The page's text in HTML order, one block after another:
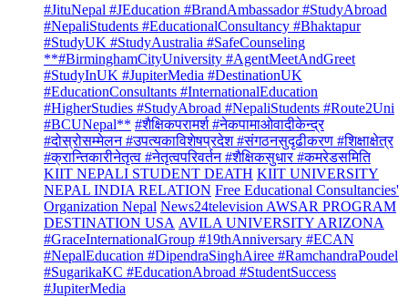
#JituNepal #JEducation #BrandAmbassador #StudyAbroad
#NepaliStudents #EducationalConsultancy #Bhaktapur
#StudyUK #StudyAustralia #SafeCounseling
**#BirminghamCityUniversity #AgentMeetAndGreet
#StudyInUK #JupiterMedia #DestinationUK
#EducationConsultants #InternationalEducation
#HigherStudies #StudyAbroad #NepaliStudents #Route2Uni
#BCUNepal** #शैक्षिकपरामर्श #नेकपामाओवादीकेन्द्र
#दोस्रोसम्मेलन #उपत्यकाविशेषप्रदेश #संगठनसुदृढीकरण #शिक्षाक्षेत्र
#क्रान्तिकारीनेतृत्व #नेतृत्वपरिवर्तन #शैक्षिकसुधार #कमरेडसमिति
KIIT NEPALI STUDENT DEATH KIIT UNIVERSITY
NEPAL INDIA RELATION Free Educational Consultancies'
Organization Nepal News24television AWSAR PROGRAM
DESTINATION USA AVILA UNIVERSITY ARIZONA
#GraceInternationalGroup #19thAnniversary #ECAN
#NepalEducation #DipendraSinghAiree #RamchandraPoudel
#SugarikaKC #EducationAbroad #StudentSuccess
#JupiterMedia